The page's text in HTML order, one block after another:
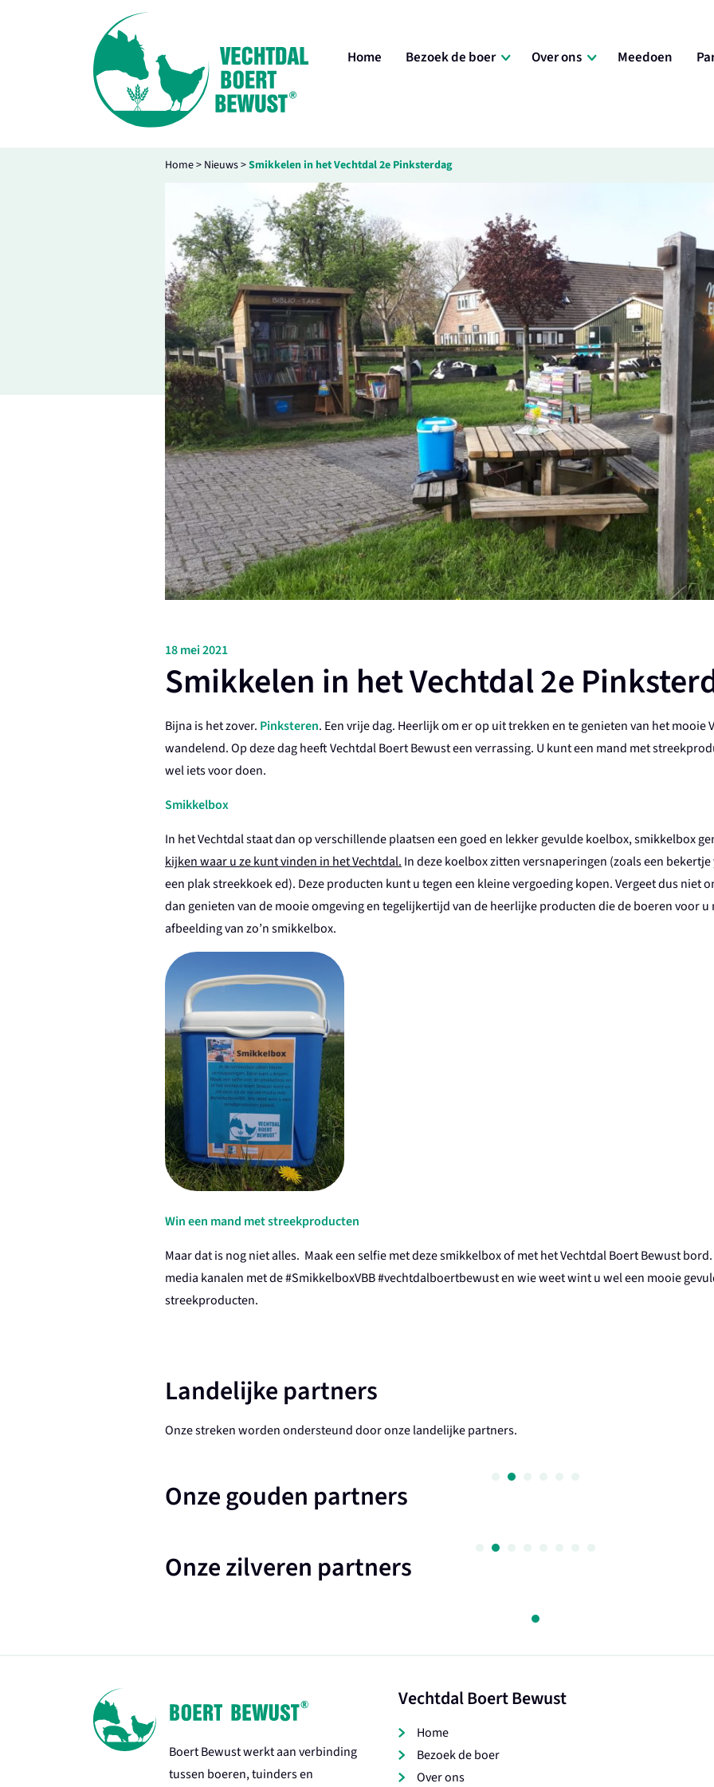
Home Bezoek de boer Over ons Meedoen
Home> Nieuws>Smikkelen in het Vechtdal 2e Pinksterdag
18 mei 2021
Smikkelen in het Vechtdal 2e
Bijna is het zover. Pinksteren. Een vrije dag. Heerlijk om er op uit trekken en te genieten van het mooie
wandelend. Op deze dag heeftVechtdal Boert Bewust een verrassing. U kunt een mand met
wel iets voor doen.
Smikkelbox
In het Vechtdal staat dan op verschillende plaatsen een goed en lekker gevulde koelbox, smikkelbox
kijken waar u ze kunt vinden in het Vechtdal. In deze koelbox zitten versnaperingen (zoals een
een plak streekkoek ed). Deze producten kunt u tegen een kleine vergoeding kopen. Vergeet dus niet
dan genieten van de mooie omgeving en tegelijkertijd van de heerlijke producten die de boeren voor
afbeelding van zo’n smikkelbox.
Win een mand met streekproducten
Maar dat is nog niet alles. Maak eenselfiemet deze smikkelbox of met het Vechtdal Boert Bewust
media kanalen met de #SmikkelboxVBB#vechtdalboertbewusten wie weet wint u wel een mooie
streekproducten.
Landelijke partners
Onze streken worden ondersteund door onze landelijke partners.
Onze gouden partners
Onze zilveren partners
Boert Bewust werkt aan verbinding
tussen boeren, tuinders en
Vechtdal Boert Bewust
Home
Bezoek de boer
Over ons